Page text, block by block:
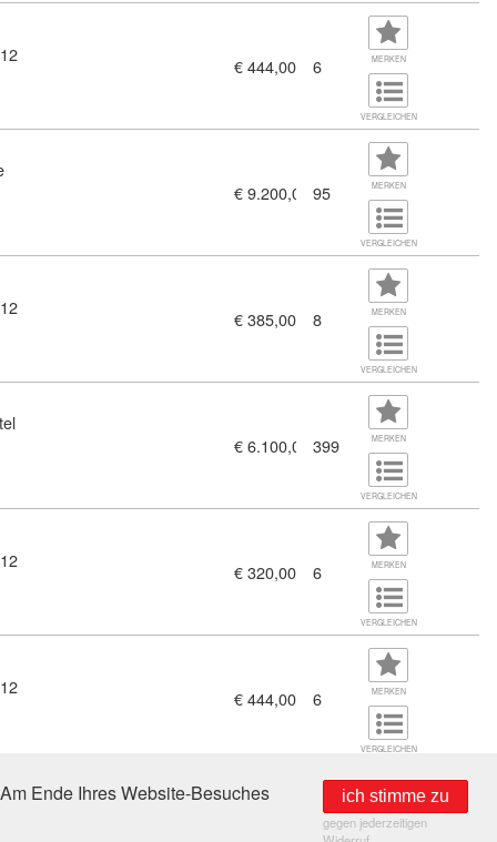
€ 444,00 6 MERKEN
VERGLEICHEN
(9917795) € 9.200,00 95 MERKEN
VERGLEICHEN
- BSW) (11381645)
€ 385,00 8 MERKEN
VERGLEICHEN
Projekte und Bauten) (11381339)
€ 6.100,00 399 MERKEN
VERGLEICHEN
(11381013) € 320,00 6 MERKEN
VERGLEICHEN
€ 444,00 6 MERKEN
VERGLEICHEN
Ende Ihres Website-Besuches
ich stimme zu
gegen jederzeitigen